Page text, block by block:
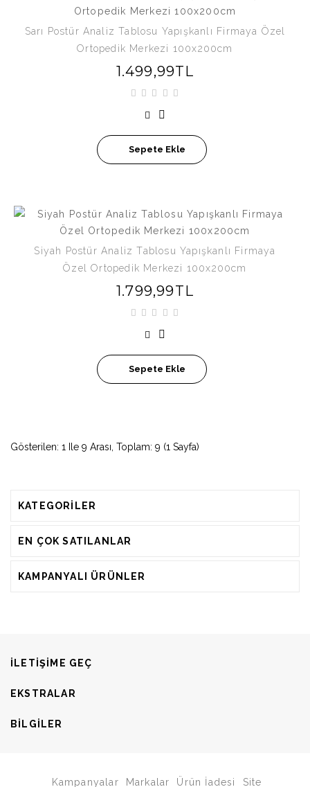
Sarı Postür Analiz Tablosu Yapışkanlı Firmaya Özel
Ortopedik Merkezi 100x200cm
1.499,99TL
Sepete Ekle
Siyah Postür Analiz Tablosu Yapışkanlı Firmaya
Özel Ortopedik Merkezi 100x200cm
1.799,99TL
Sepete Ekle
Gösterilen: 1 Ile 9 Arası, Toplam: 9 (1 Sayfa)
KATEGORILER
EN ÇOK SATILANLAR
KAMPANYALI ÜRÜNLER
ILETIŞIME GEÇ
EKSTRALAR
BILGILER
Kampanyalar Markalar Ürün İadesi Site